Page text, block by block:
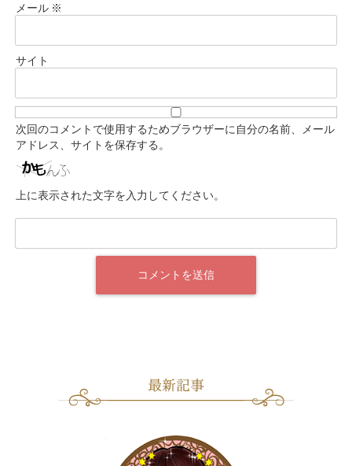
メール ※
サイト
次回のコメントで使用するためブラウザーに自分の名前、メール
アドレス、サイトを保存する。
上に表示された文字を入力してください。